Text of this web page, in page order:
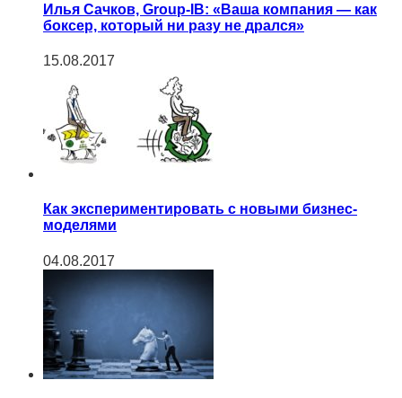
Илья Сачков, Group-IB: «Ваша компания — как
боксер, который ни разу не дрался»
15.08.2017
Как экспериментировать с новыми бизнес-
моделями
04.08.2017